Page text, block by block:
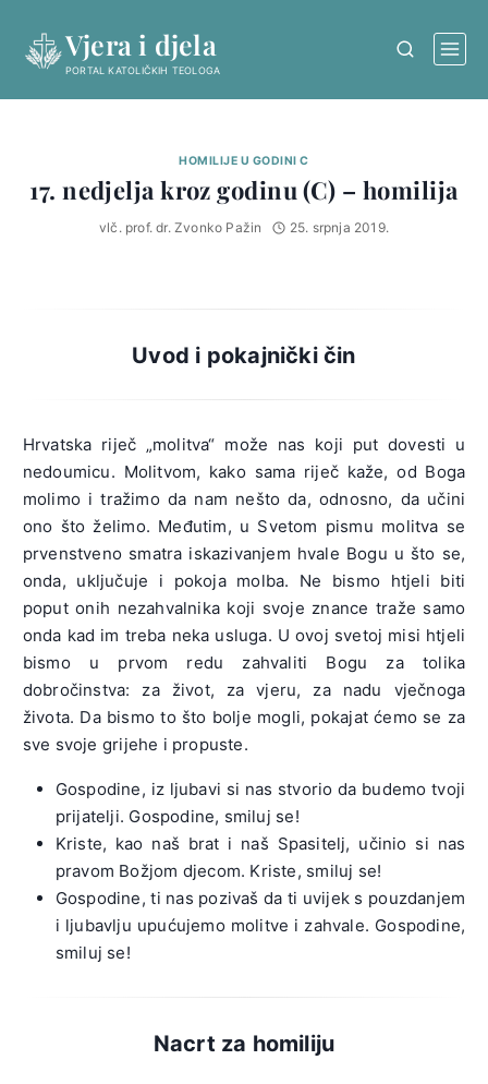
content
Vjera i djela
PORTAL KATOLIČKIH TEOLOGA
HOMILIJE U GODINI C
17. nedjelja kroz godinu (C) – homilija
vlč. prof. dr. Zvonko Pažin 25. srpnja 2019.
Uvod i pokajnički čin
Hrvatska riječ „molitva“ može nas koji put dovesti u
nedoumicu. Molitvom, kako sama riječ kaže, od Boga
molimo i tražimo da nam nešto da, odnosno, da učini
ono što želimo. Međutim, u Svetom pismu molitva se
prvenstveno smatra iskazivanjem hvale Bogu u što se,
onda, uključuje i pokoja molba. Ne bismo htjeli biti
poput onih nezahvalnika koji svoje znance traže samo
onda kad im treba neka usluga. U ovoj svetoj misi htjeli
bismo u prvom redu zahvaliti Bogu za tolika
dobročinstva: za život, za vjeru, za nadu vječnoga
života. Da bismo to što bolje mogli, pokajat ćemo se za
sve svoje grijehe i propuste.
Gospodine, iz ljubavi si nas stvorio da budemo tvoji
prijatelji. Gospodine, smiluj se!
Kriste, kao naš brat i naš Spasitelj, učinio si nas
pravom Božjom djecom. Kriste, smiluj se!
Gospodine, ti nas pozivaš da ti uvijek s pouzdanjem
i ljubavlju upućujemo molitve i zahvale. Gospodine,
smiluj se!
Nacrt za homiliju